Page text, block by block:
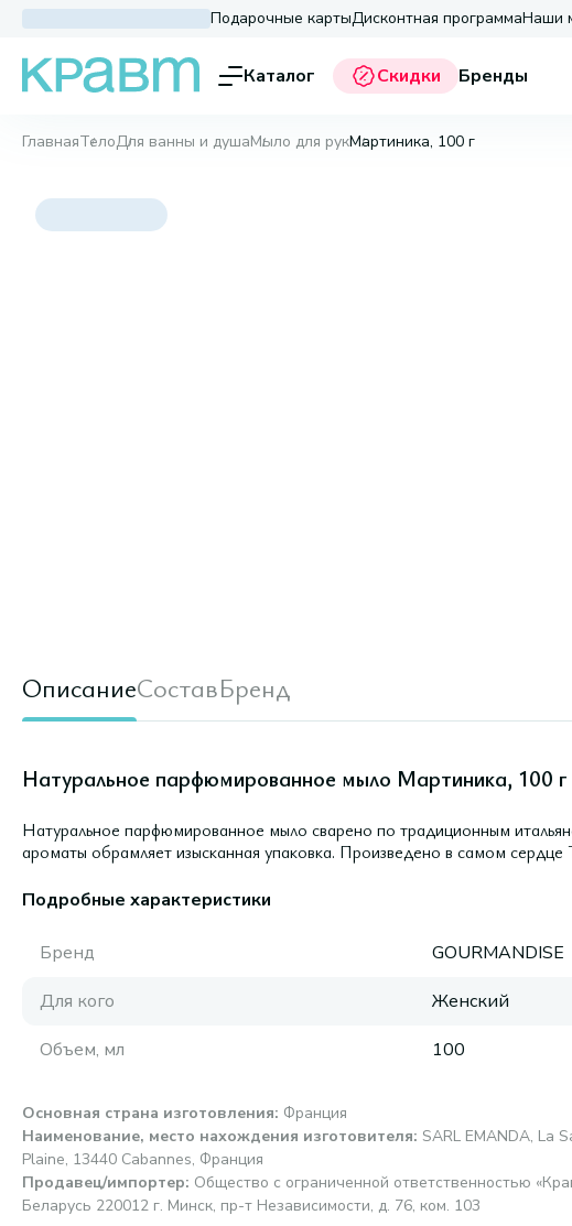
Подарочные картыДисконтная программаНаши
Каталог Скидки Бренды
ГлавнаяТелоДля ванны и душаМыло для рукМартиника, 100 г
ОписаниеСоставБренд
Натуральное парфюмированное мыло Мартиника, 100 г
Натуральное парфюмированное мыло сварено по традиционным
ароматы обрамляет изысканная упаковка. Произведено в самом
Подробные характеристики
Бренд
GOURMANDISE
Для кого
Женский
Объем, мл
100
Основная страна изготовления: Франция
Наименование, место нахождения изготовителя: SARL EMANDA, La
Plaine, 13440 Cabannes, Франция
Продавец/импортер: Общество с ограниченной ответственностью
Беларусь 220012 г. Минск, пр-т Независимости, д. 76, ком. 103